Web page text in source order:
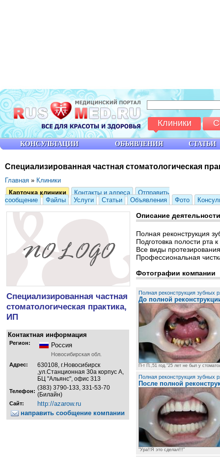
Специализированная частная стоматологическая
Главная » Клиники
Карточка клиники
Контакты и адреса
Отправить
сообщение
Файлы Услуги Статьи Объявления Фото
Специализированная частная
стоматологическая практика,
ИП
Контактная информация
Регион: Россия
Новосибирская обл.
Адрес:
630108, г.Новосибирск
,ул.Станционная 30а корпус А,
БЦ "Альянс", офис 313
Телефон: (383) 3790-133, 331-53-70
(Билайн)
Сайт:
http://azarow.ru
направить сообщение компании
Описание деятельности
Полная реконструкция
Подготовка полости рта
Все виды
Профессиональная
Фотографии компании
Полная реконструкция зубных
До полной
П-т П.,51 год."25 лет не был у
Полная реконструкция зубных
После полной
"Ура!!Я это сделал!!!"
КОНСУЛЬТАЦИИ ОБЪЯВЛЕНИЯ СТАТЬИ
Клиники